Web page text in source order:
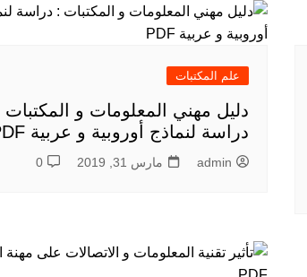
علم المكتبات
دليل مهني المعلومات و المكتبات
دراسة لنماذج أوروبية و عربية PDF
admin مارس 31, 2019 0